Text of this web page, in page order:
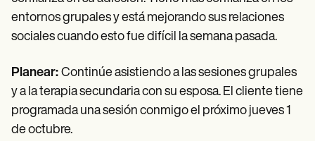
entornos grupales y está mejorando sus relaciones
sociales cuando esto fue difícil la semana pasada.
Planear: Continúe asistiendo a las sesiones grupales
y a la terapia secundaria con su esposa. El cliente tiene
programada una sesión conmigo el próximo jueves 1
de octubre.